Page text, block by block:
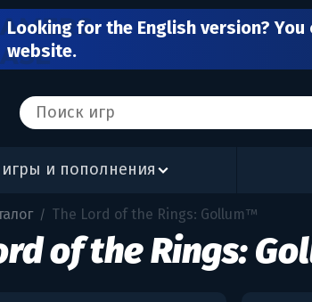
Looking for the English version?
website.
игры и пополнения
/ The Lord of the Rings: Gollum™
of the Rings: